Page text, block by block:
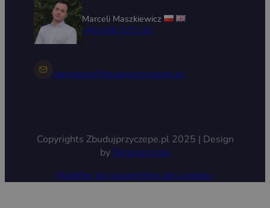
Marceli Maszkiewicz
+48 696 029 167
zapytania@zbudujprzyczepe.pl
Copyrights Zbudujprzyczepe.pl 2025 | Design
by Bananaconda
Modifier les paramètres des cookies